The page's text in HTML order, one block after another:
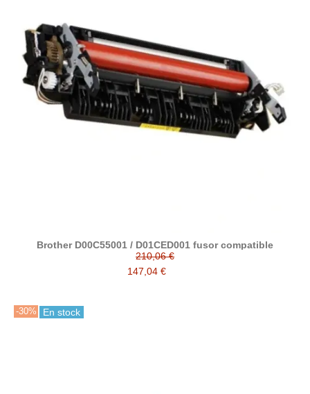
Brother D00C55001 / D01CED001 fusor compatible
210,06 €
147,04 €
-30% En stock